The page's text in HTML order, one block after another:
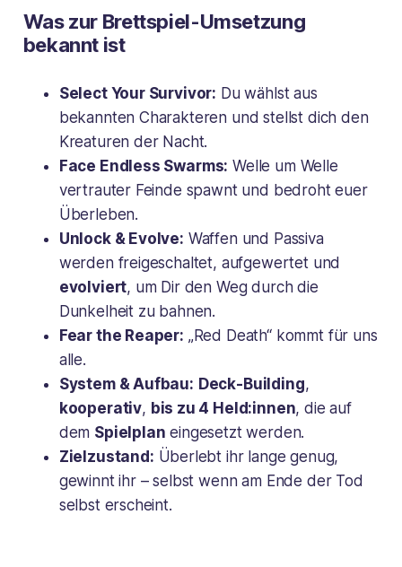
Was zur Brettspiel-Umsetzung
bekannt ist
Select Your Survivor: Du wählst aus
bekannten Charakteren und stellst dich den
Kreaturen der Nacht.
Face Endless Swarms: Welle um Welle
vertrauter Feinde spawnt und bedroht euer
Überleben.
Unlock & Evolve: Waffen und Passiva
werden freigeschaltet, aufgewertet und
evolviert, um Dir den Weg durch die
Dunkelheit zu bahnen.
Fear the Reaper: „Red Death“ kommt für uns
alle.
System & Aufbau: Deck-Building,
kooperativ, bis zu 4 Held:innen, die auf
dem Spielplan eingesetzt werden.
Zielzustand: Überlebt ihr lange genug,
gewinnt ihr – selbst wenn am Ende der Tod
selbst erscheint.